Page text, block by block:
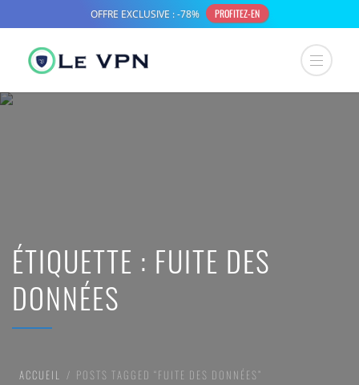
ÉTIQUETTE : FUITE DES
DONNÉES
ACCUEIL POSTS TAGGED “FUITE DES DONNÉES”